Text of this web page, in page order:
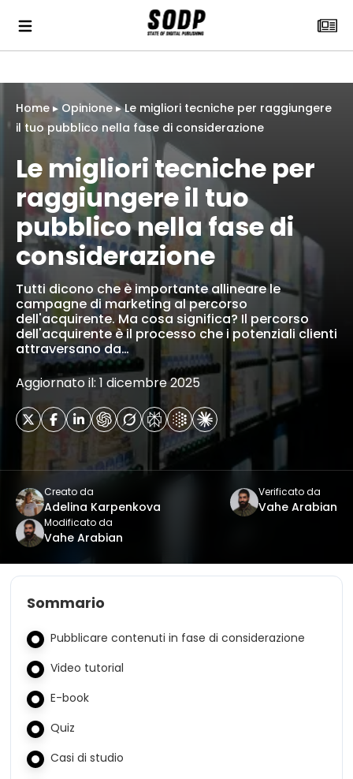
Home ▸ Opinione▸Le migliori tecniche per raggiungere
il tuo pubblico nella fase di considerazione
Le migliori tecniche per
raggiungere il tuo
pubblico nella fase di
considerazione
Tutti dicono che è importante allineare le
campagne di marketing al percorso
dell'acquirente. Ma cosa significa? Il percorso
dell'acquirente è il processo che i potenziali clienti
attraversano da…
Aggiornato il: 1 dicembre 2025
Creato da
Adelina Karpenkova
Verificato da
Vahe Arabian
Modificato da
Vahe Arabian
Sommario
Pubblicare contenuti in fase di considerazione
Video tutorial
E-book
Quiz
Casi di studio